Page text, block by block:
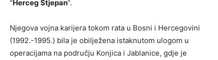
“Herceg Stjepan“.
Njegova vojna karijera tokom rata u Bosni i Hercegovini
(1992.-1995.) bila je obilježena istaknutom ulogom u
operacijama na području Konjica i Jablanice, gdje je